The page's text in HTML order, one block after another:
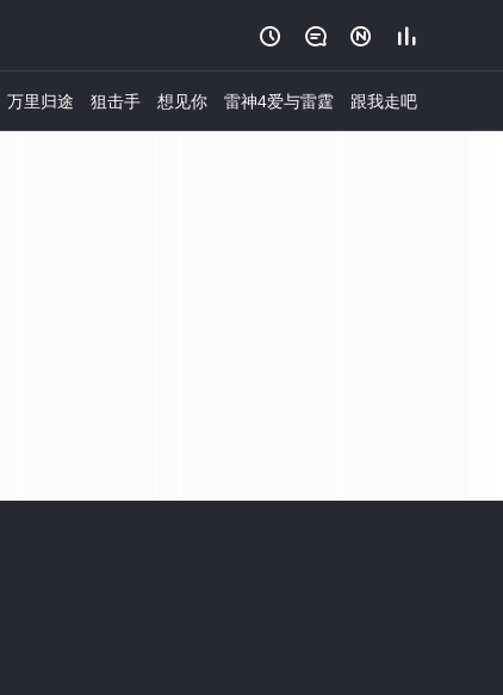
   
万里归途 狙击手 想见你 雷神4爱与雷霆 跟我走吧